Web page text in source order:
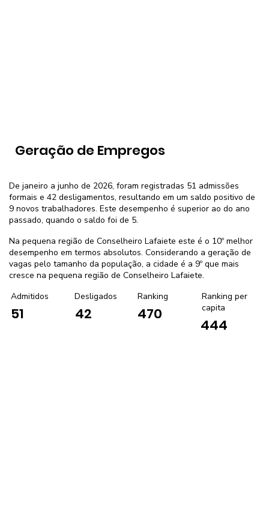
Geração de Empregos
De janeiro a junho de 2026, foram registradas 51 admissões
formais e 42 desligamentos, resultando em um saldo positivo de
9 novos trabalhadores. Este desempenho é superior ao do ano
passado, quando o saldo foi de 5.
Na pequena região de Conselheiro Lafaiete este é o 10º melhor
desempenho em termos absolutos. Considerando a geração de
vagas pelo tamanho da população, a cidade é a 9º que mais
cresce na pequena região de Conselheiro Lafaiete.
Admitidos
51
Desligados
42
Ranking
470
Ranking per
capita
444